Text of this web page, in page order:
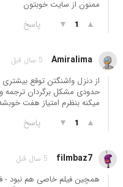
ممنون از سایت خوبتون
▲
1
▼ پاسخ
Amiralima 5 سال قبل
از دنزل واشنگتن توقع
حدودی مشکل برگردان ترجمه و
میکنه بنظرم امتیاز هفت
▲
1
▼ پاسخ
filmbaz7 5 سال قبل
همچین فیلم خاصی هم نبود -